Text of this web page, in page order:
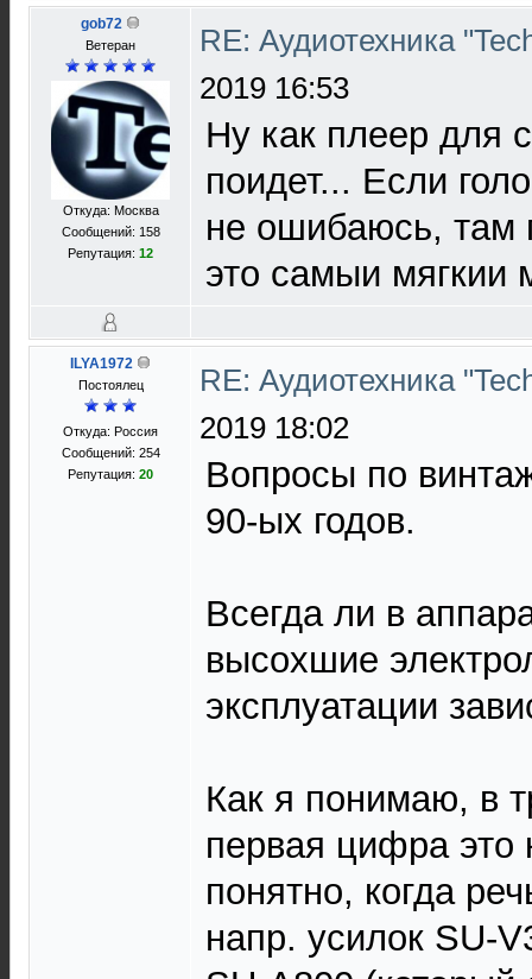
gob72
Ветеран
Откуда: Москва
Сообщений: 158
Репутация: 12
RE: Аудиотехника
2019 16:53
Ну как плеер для
поидет... Если
не ошибаюсь, там
это самыи мягкии
ILYA1972
Постоялец
Откуда: Россия
Сообщений: 254
Репутация: 20
RE: Аудиотехника
2019 18:02
Вопросы по
90-ых годов.
Всегда ли в
высохшие
эксплуатации
Как я понимаю, в
первая цифра это
понятно, когда
напр. усилок SU-